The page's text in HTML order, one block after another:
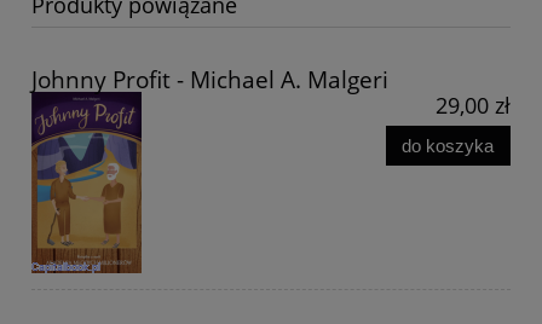
Johnny Profit - Michael A. Malgeri
29,00 zł
do koszyka